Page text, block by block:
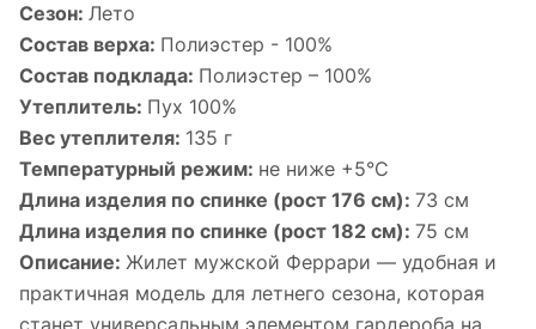
Сезон: Лето
Состав верха: Полиэстер - 100%
Состав подклада: Полиэстер – 100%
Утеплитель: Пух 100%
Вес утеплителя: 135 г
Температурный режим: не ниже +5°С
Длина изделия по спинке (рост 176 см): 73 см
Длина изделия по спинке (рост 182 см): 75 см
Описание: Жилет мужской Феррари — удобная и
практичная модель для летнего сезона, которая